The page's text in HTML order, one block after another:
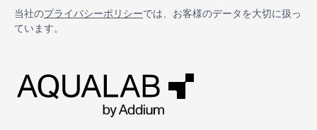
当社のプライバシーポリシーでは、お客様のデータを大切に扱っ
ています。